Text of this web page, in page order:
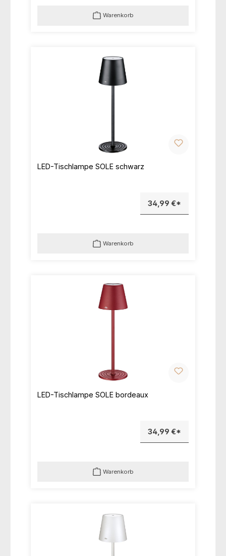
Warenkorb
LED-Tischlampe SOLE schwarz
34,99 €*
Warenkorb
LED-Tischlampe SOLE bordeaux
34,99 €*
Warenkorb